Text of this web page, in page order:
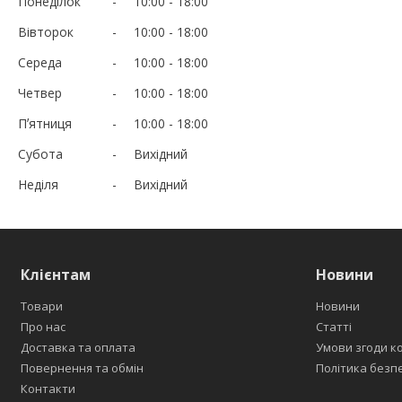
Вівторок
10:00
18:00
Середа
10:00
18:00
Четвер
10:00
18:00
Пʼятниця
10:00
18:00
Субота
Вихідний
Неділя
Вихідний
Клієнтам
Товари
Про нас
Доставка та оплата
Повернення та обмін
Контакти
Новини
Новини
Статті
Умови згоди
Політика